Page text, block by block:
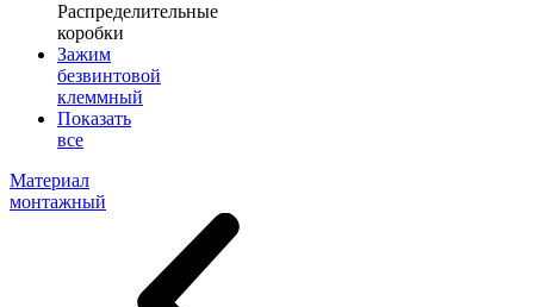
Распределительные
коробки
Зажим
безвинтовой
клеммный
Показать
все
Материал
монтажный